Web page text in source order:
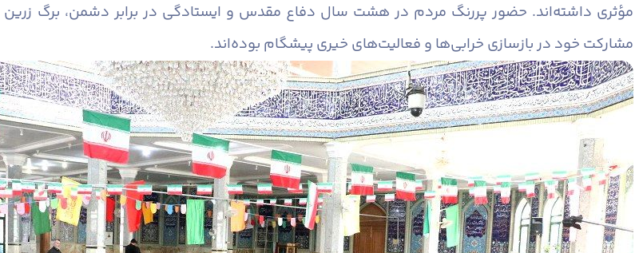
مؤثری داشته‌اند. حضور پررنگ مردم در هشت سال دفاع مقدس و ایستادگی در برابر دشمن، برگ
مشارکت خود در بازسازی خرابی‌ها و فعالیت‌های خیری پیشگام بوده‌اند.